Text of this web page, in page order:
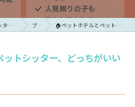
愛知県名古屋のペットシッターなら名古屋ペットシッターサービス ブログ 🏠ペットホテルとペットシッター、どっちがいいの？🐶🐱
トシッター、どっちがいい